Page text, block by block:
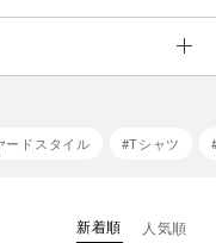
ードスタイル #Tシャツ
新着順 人気順